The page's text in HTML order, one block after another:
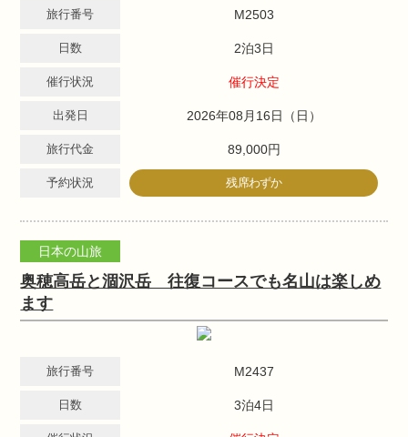
旅行番号 M2503
日数 2泊3日
催行状況 催行決定
出発日 2026年08月16日（日）
旅行代金 89,000円
予約状況 残席わずか
日本の山旅
奥穂高岳と涸沢岳 往復コースでも名山は楽しめ
ます
旅行番号 M2437
日数 3泊4日